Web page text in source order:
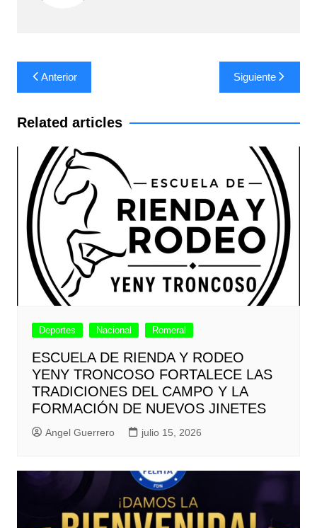
Navegación
de
entradas
Anterior Siguiente
Related articles
Deportes Nacional Romeral
ESCUELA DE RIENDA Y RODEO
YENY TRONCOSO FORTALECE LAS
TRADICIONES DEL CAMPO Y LA
FORMACIÓN DE NUEVOS JINETES
Angel Guerrero julio 15, 2026